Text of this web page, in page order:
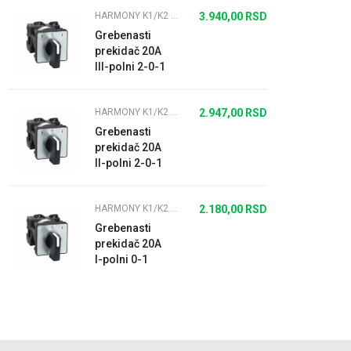
HARMONY K1/K2 12A/20A
Grebenasti
prekidač 20A
III-polni 2-0-1
3.940,00 RSD
HARMONY K1/K2 12A/20A
Grebenasti
prekidač 20A
II-polni 2-0-1
2.947,00 RSD
HARMONY K1/K2 12A/20A
Grebenasti
prekidač 20A
I-polni 0-1
2.180,00 RSD